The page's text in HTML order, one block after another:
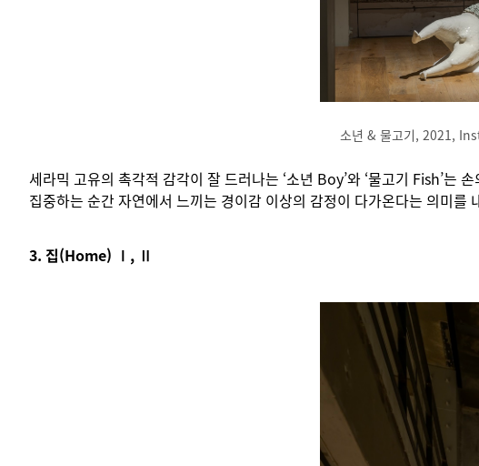
소년 & 물고기, 2021,
세라믹 고유의 촉각적 감각이 잘 드러나는 ‘소년 Boy’와 ‘물고기 Fish’는
집중하는 순간 자연에서 느끼는 경이감 이상의 감정이 다가온다는 의미를
3. 집(Home) Ⅰ, Ⅱ